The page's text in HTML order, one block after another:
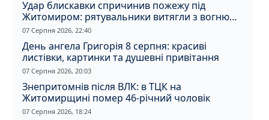
Удар блискавки спричинив пожежу під
Житомиром: рятувальники витягли з вогню
кота
07 Серпня 2026, 22:40
День ангела Григорія 8 серпня: красиві
листівки, картинки та душевні привітання
07 Серпня 2026, 20:03
Знепритомнів після ВЛК: в ТЦК на
Житомирщині помер 46-річний чоловік
07 Серпня 2026, 18:24